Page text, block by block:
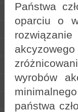
Państwa
oparciu o
wyrobów
państwa